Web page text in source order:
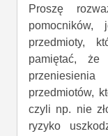
Proszę
przedmioty,
pamiętać,
przedmiotów,
czyli np. nie
ryzyko